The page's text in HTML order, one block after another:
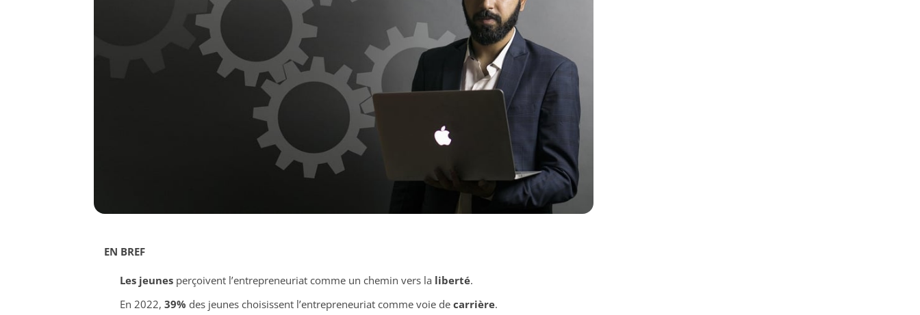
EN BREF
Les jeunesperçoivent l’entrepreneuriat comme un chemin vers la liberté.
En 2022, 39% des jeunes choisissent l’entrepreneuriat comme voie de carrière.